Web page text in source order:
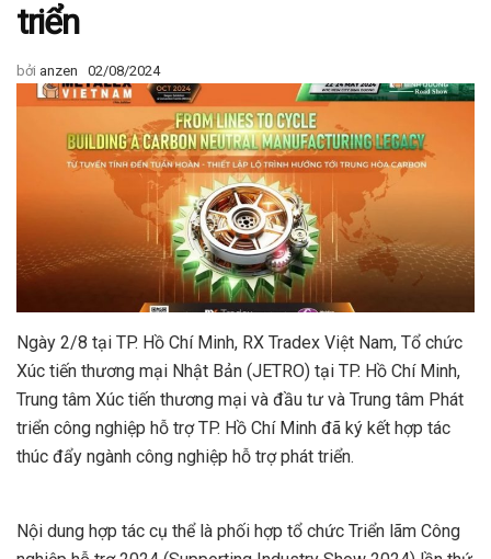
triển
bởi anzen 02/08/2024
Ngày 2/8 tại TP. Hồ Chí Minh, RX Tradex Việt Nam, Tổ chức
Xúc tiến thương mại Nhật Bản (JETRO) tại TP. Hồ Chí Minh,
Trung tâm Xúc tiến thương mại và đầu tư và Trung tâm Phát
triển công nghiệp hỗ trợ TP. Hồ Chí Minh đã ký kết hợp tác
thúc đẩy ngành công nghiệp hỗ trợ phát triển.
Nội dung hợp tác cụ thể là phối hợp tổ chức Triển lãm Công